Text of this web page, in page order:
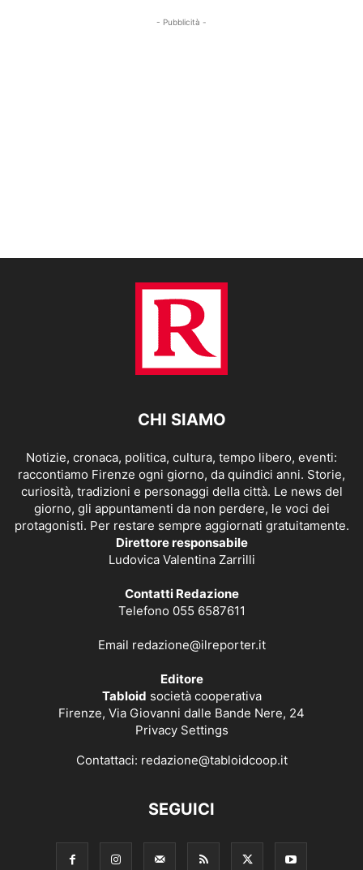
- Pubblicità -
CHI SIAMO
Notizie, cronaca, politica, cultura, tempo libero, eventi:
raccontiamo Firenze ogni giorno, da quindici anni. Storie,
curiosità, tradizioni e personaggi della città. Le news del
giorno, gli appuntamenti da non perdere, le voci dei
protagonisti. Per restare sempre aggiornati gratuitamente.
Direttore responsabile
Ludovica Valentina Zarrilli
Contatti Redazione
Telefono 055 6587611
Email redazione@ilreporter.it
Editore
Tabloid società cooperativa
Firenze, Via Giovanni dalle Bande Nere, 24
Privacy Settings
Contattaci: redazione@tabloidcoop.it
SEGUICI